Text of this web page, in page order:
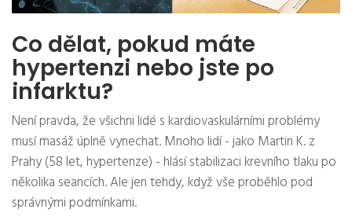
Co dělat, pokud máte
hypertenzi nebo jste po
infarktu?
Není pravda, že všichni lidé s kardiovaskulárními problémy
musí masáž úplně vynechat. Mnoho lidí - jako Martin K. z
Prahy (58 let, hypertenze) - hlásí stabilizaci krevního tlaku po
několika seancích. Ale jen tehdy, když vše proběhlo pod
správnými podmínkami.